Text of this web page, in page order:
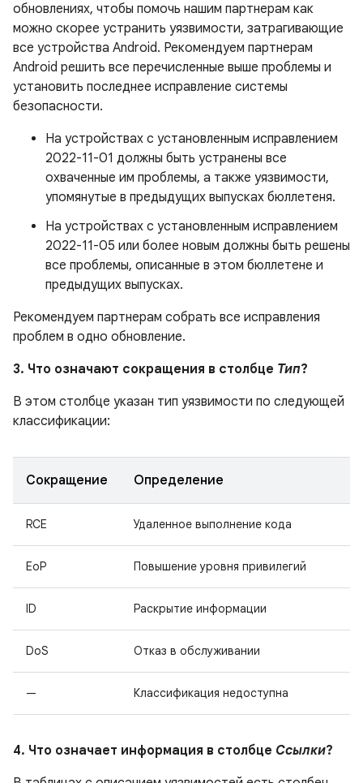
обновлениях, чтобы помочь нашим партнерам как
можно скорее устранить уязвимости, затрагивающие
все устройства Android. Рекомендуем партнерам
Android решить все перечисленные выше проблемы и
установить последнее исправление системы
безопасности.
На устройствах с установленным исправлением
2022-11-01 должны быть устранены все
охваченные им проблемы, а также уязвимости,
упомянутые в предыдущих выпусках бюллетеня.
На устройствах с установленным исправлением
2022-11-05 или более новым должны быть решены
все проблемы, описанные в этом бюллетене и
предыдущих выпусках.
Рекомендуем партнерам собрать все исправления
проблем в одно обновление.
3. Что означают сокращения в столбце Тип?
В этом столбце указан тип уязвимости по следующей
классификации:
Сокращение Определение
RCE Удаленное выполнение кода
EoP Повышение уровня привилегий
ID Раскрытие информации
DoS Отказ в обслуживании
— Классификация недоступна
4. Что означает информация в столбце Ссылки?